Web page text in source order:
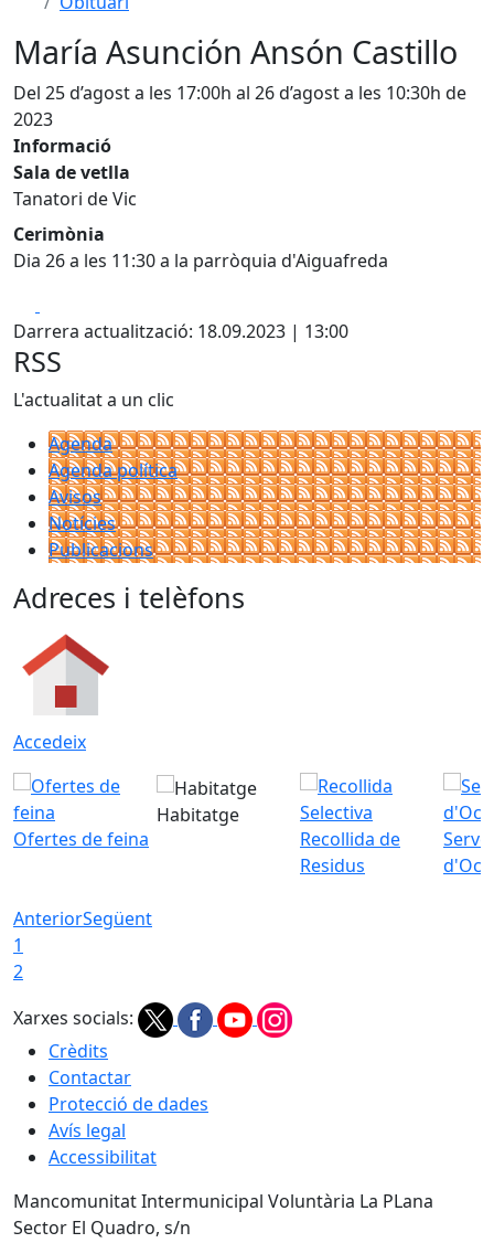
María Asunción Ansón Castillo
Del 25 d’agost a les 17:00h al 26 d’agost a les 10:30h de
2023
Informació
Sala de vetlla
Tanatori de Vic
Cerimònia
Dia 26 a les 11:30 a la parròquia d'Aiguafreda
Darrera actualització: 18.09.2023 | 13:00
RSS
L'actualitat a un clic
Agenda
Agenda política
Avisos
Notícies
Publicacions
Adreces i telèfons
Accedeix
Ofertes de feina
Habitatge
Recollida de
Residus
Servei
AnteriorSegüent
1
2
Xarxes socials:
Crèdits
Contactar
Protecció de dades
Avís legal
Accessibilitat
Mancomunitat Intermunicipal Voluntària La PLana
Sector El Quadro, s/n